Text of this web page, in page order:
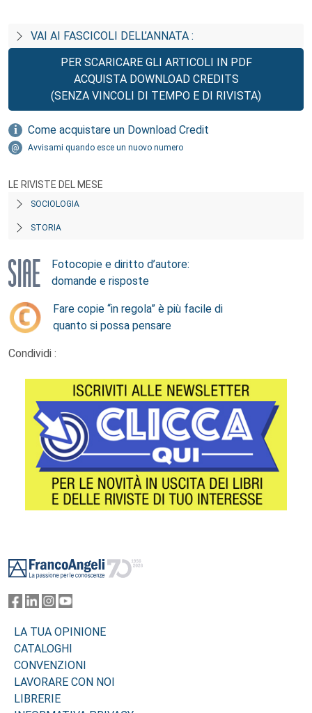
VAI AI FASCICOLI DELL’ANNATA :
PER SCARICARE GLI ARTICOLI IN PDF
ACQUISTA DOWNLOAD CREDITS
(SENZA VINCOLI DI TEMPO E DI RIVISTA)
Come acquistare un Download Credit
Avvisami quando esce un nuovo numero
LE RIVISTE DEL MESE
SOCIOLOGIA
STORIA
Fotocopie e diritto d’autore:
domande e risposte
Fare copie “in regola” è più facile di
quanto si possa pensare
Condividi :
LA TUA OPINIONE
CATALOGHI
CONVENZIONI
LAVORARE CON NOI
LIBRERIE